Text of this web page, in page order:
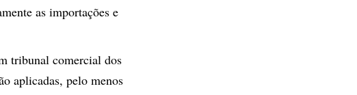
as importações e
tribunal comercial dos
aplicadas, pelo menos